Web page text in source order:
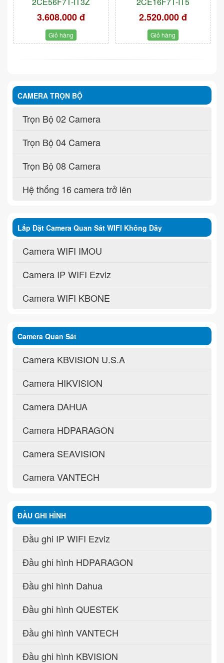
3.608.000 đ
Giỏ hàng
2.520.000 đ
Giỏ hàng
CAMERA TRỌN BỘ
Trọn Bộ 02 Camera
Trọn Bộ 04 Camera
Trọn Bộ 08 Camera
Hệ thống 16 camera trở lên
Lắp Đặt Camera Quan Sát WIFI Không Dây
Camera WIFI IMOU
Camera IP WIFI Ezviz
Camera WIFI KBONE
Camera Quan Sát
Camera KBVISION U.S.A
Camera HIKVISION
Camera DAHUA
Camera HDPARAGON
Camera SEAVISION
Camera VANTECH
ĐẦU GHI HÌNH
Đầu ghi IP WIFI Ezviz
Đầu ghi hình HDPARAGON
Đầu ghi hình Dahua
Đầu ghi hình QUESTEK
Đầu ghi hình VANTECH
Đầu ghi hình KBVISION